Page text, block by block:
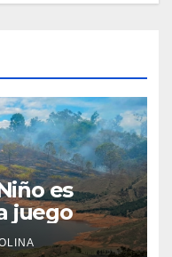
es
juego